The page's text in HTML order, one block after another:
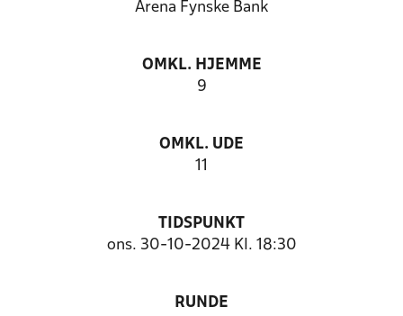
Arena Fynske Bank
OMKL. HJEMME
9
OMKL. UDE
11
TIDSPUNKT
ons. 30-10-2024 Kl. 18:30
RUNDE